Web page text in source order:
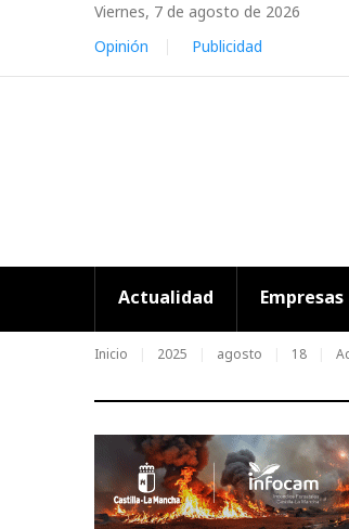
Viernes, 7 de agosto de 2026
Opinión
Publicidad
Actualidad Empresas
Inicio 2025 agosto 18